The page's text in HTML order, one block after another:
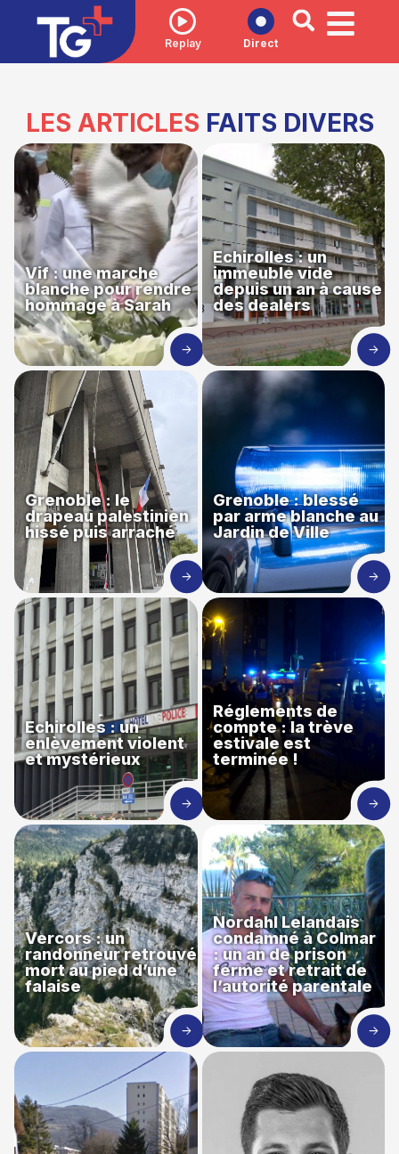
Replay Direct
LES ARTICLESFAITS DIVERS
Vif : une marche
blanche pour rendre
hommage à Sarah
Echirolles : un
immeuble vide
depuis un an à cause
des dealers
Grenoble : le
drapeau palestinien
hissé puis arraché
Grenoble : blessé
par arme blanche au
Jardin de Ville
Echirolles : un
enlèvement violent
et mystérieux
Réglements de
compte : la trève
estivale est
terminée !
Vercors : un
randonneur retrouvé
mort au pied d’une
falaise
Nordahl Lelandais
condamné à Colmar
: un an de prison
ferme et retrait de
l’autorité parentale